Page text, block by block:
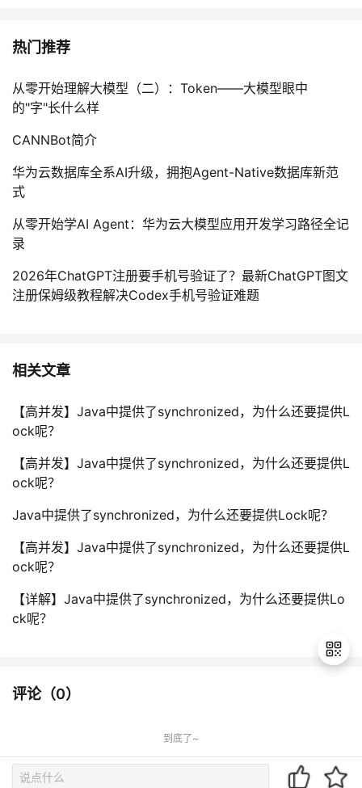
热门推荐
从零开始理解大模型（二）：Token——大模型眼中
的"字"长什么样
CANNBot简介
华为云数据库全系AI升级，拥抱Agent-Native数据库新范
式
从零开始学AI Agent：华为云大模型应用开发学习路径全记
录
2026年ChatGPT注册要手机号验证了？最新ChatGPT图文
注册保姆级教程解决Codex手机号验证难题
相关文章
【高并发】Java中提供了synchronized，为什么还要提供L
ock呢？
【高并发】Java中提供了synchronized，为什么还要提供L
ock呢？
Java中提供了synchronized，为什么还要提供Lock呢？
【高并发】Java中提供了synchronized，为什么还要提供L
ock呢？
【详解】Java中提供了synchronized，为什么还要提供Lo
ck呢？
评论（0）
到底了~